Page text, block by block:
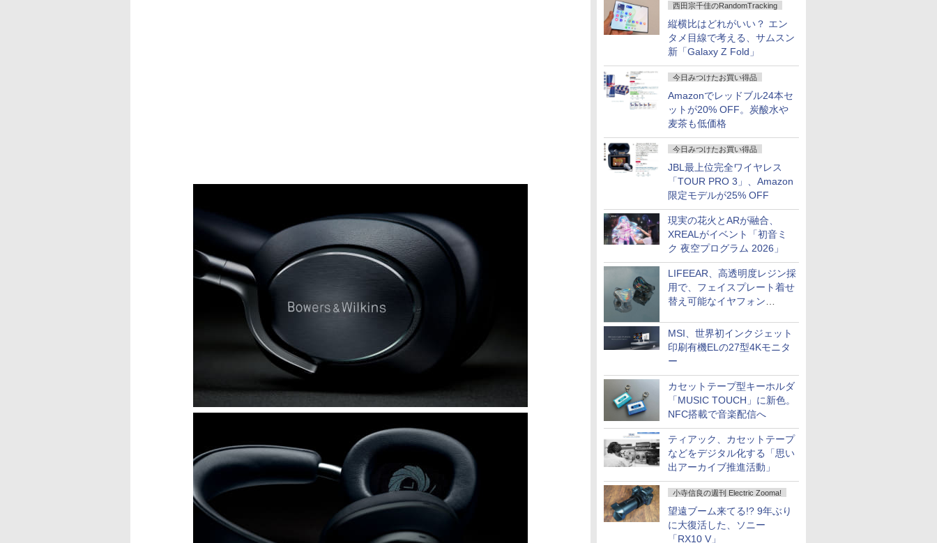
西田宗千佳のRandomTracking
縦横比はどれがいい？ エン
タメ目線で考える、サムスン
新「Galaxy Z Fold」
今日みつけたお買い得品
Amazonでレッドブル24本セ
ットが20% OFF。炭酸水や
麦茶も低価格
今日みつけたお買い得品
JBL最上位完全ワイヤレス
「TOUR PRO 3」、Amazon
限定モデルが25% OFF
現実の花火とARが融合、
XREALがイベント「初音ミ
ク 夜空プログラム 2026」
LIFEEAR、高透明度レジン採
用で、フェイスプレート着せ
替え可能なイヤフォン
MSI、世界初インクジェット
印刷有機ELの27型4Kモニタ
ー
カセットテープ型キーホルダ
「MUSIC TOUCH」に新色。
NFC搭載で音楽配信へ
ティアック、カセットテープ
などをデジタル化する「思い
出アーカイブ推進活動」
小寺信良の週刊 Electric Zooma!
望遠ブーム来てる!? 9年ぶり
に大復活した、ソニー
「RX10 V」